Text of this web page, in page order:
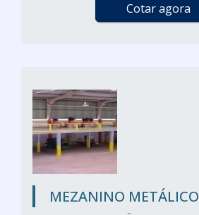
Cotar agora
MEZANINO METÁLICO